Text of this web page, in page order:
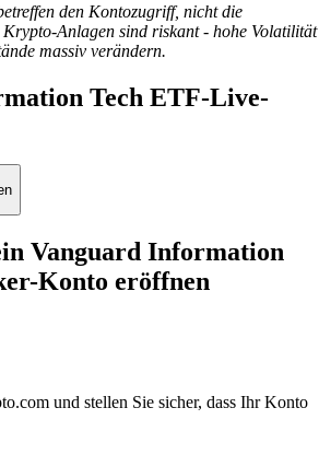
den Kontozugriff, nicht die
Krypto-Anlagen sind riskant - hohe Volatilität
massiv verändern.
Tech ETF-Live-
Vanguard Information
Konto eröffnen
und stellen Sie sicher, dass Ihr Konto